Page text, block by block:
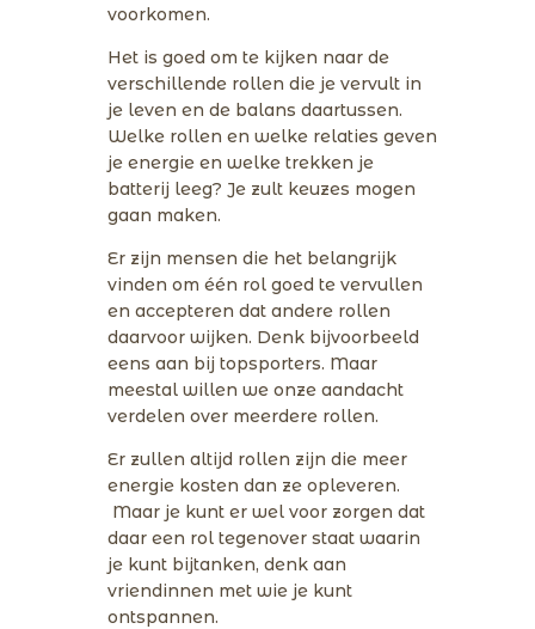
voorkomen.
Het is goed om te kijken naar de
verschillende rollen die je vervult in
je leven en de balans daartussen.
Welke rollen en welke relaties geven
je energie en welke trekken je
batterij leeg? Je zult keuzes mogen
gaan maken.
Er zijn mensen die het belangrijk
vinden om één rol goed te vervullen
en accepteren dat andere rollen
daarvoor wijken. Denk bijvoorbeeld
eens aan bij topsporters. Maar
meestal willen we onze aandacht
verdelen over meerdere rollen.
Er zullen altijd rollen zijn die meer
energie kosten dan ze opleveren.
Maar je kunt er wel voor zorgen dat
daar een rol tegenover staat waarin
je kunt bijtanken, denk aan
vriendinnen met wie je kunt
ontspannen.